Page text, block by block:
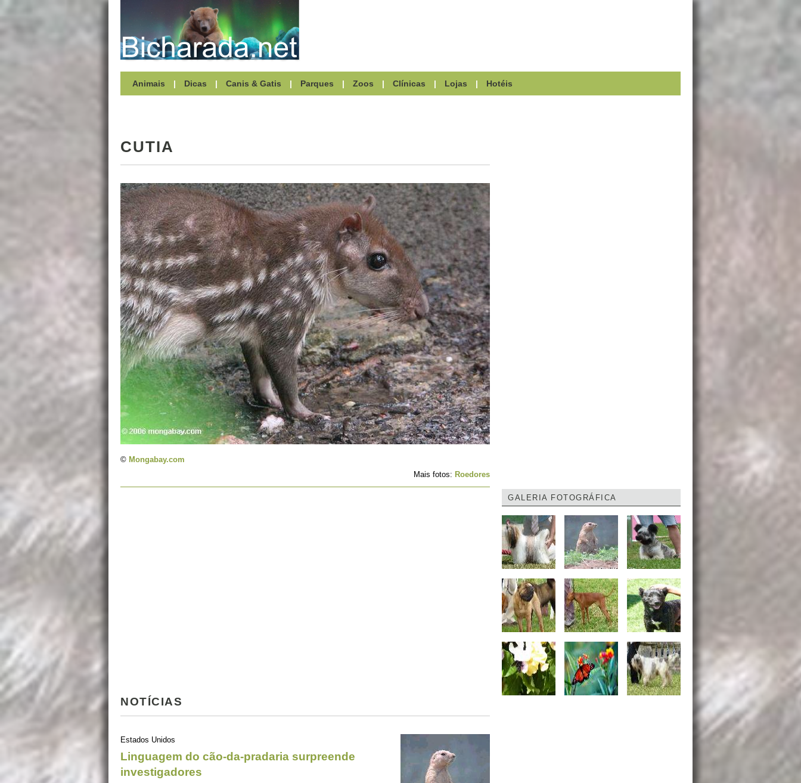
Animais | Dicas | Canis & Gatis | Parques | Zoos | Clínicas | Lojas | Hotéis
CUTIA
© Mongabay.com
Mais fotos: Roedores
NOTÍCIAS
Estados Unidos
Linguagem do cão-da-pradaria surpreende
investigadores
GALERIA FOTOGRÁFICA